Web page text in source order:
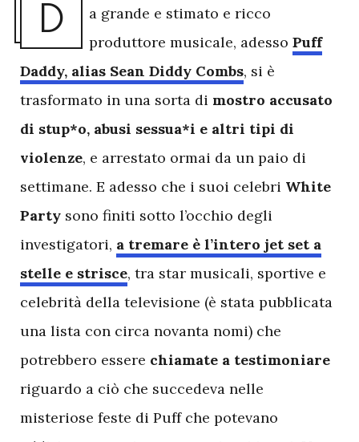
D
a grande e stimato e ricco
produttore musicale, adesso Puff
Daddy, alias Sean Diddy Combs, si è
trasformato in una sorta di mostro accusato
di stup*o, abusi sessua*i e altri tipi di
violenze, e arrestato ormai da un paio di
settimane. E adesso che i suoi celebri White
Party sono finiti sotto l’occhio degli
investigatori, a tremare è l’intero jet set a
stelle e strisce, tra star musicali, sportive e
celebrità della televisione (è stata pubblicata
una lista con circa novanta nomi) che
potrebbero essere chiamate a testimoniare
riguardo a ciò che succedeva nelle
misteriose feste di Puff che potevano